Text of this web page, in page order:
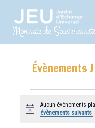
contenuMonnaie de Souveraineté
Évènements
for
23Notice
Aucun évènements
évènements suivants .